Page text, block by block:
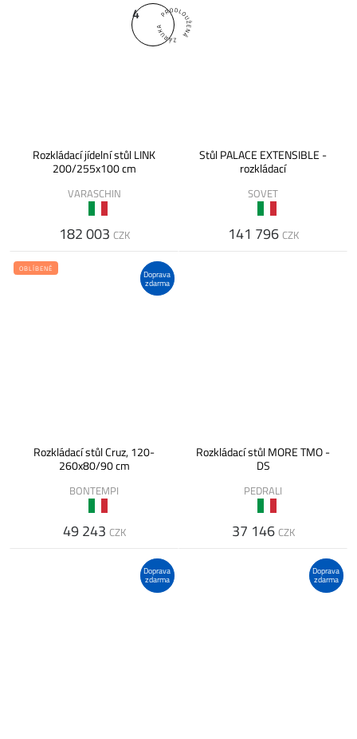
4
Rozkládací jídelní stůl LINK
200/255x100 cm
VARASCHIN
182 003 CZK
Stůl PALACE EXTENSIBLE -
rozkládací
SOVET
141 796 CZK
Doprava
zdarma
OBLÍBENÉ
Rozkládací stůl Cruz, 120-
260x80/90 cm
BONTEMPI
49 243 CZK
Rozkládací stůl MORE TMO -
DS
PEDRALI
37 146 CZK
Doprava
zdarma
Doprava
zdarma